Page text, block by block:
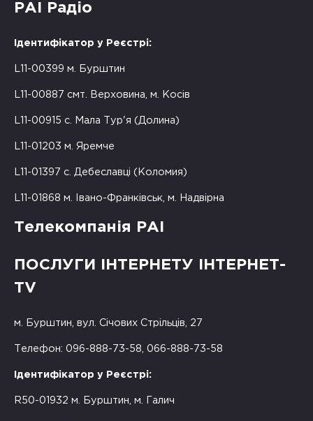
РАІ Радіо
Ідентифікатор у Реєстрі:
L11-00399 м. Бурштин
L11-00887 смт. Верховина, м. Косів
L11-00915 с. Мала Тур'я (Долина)
L11-01203 м. Яремче
L11-01397 с. Дебеславці (Коломия)
L11-01868 м. Івано-Франківськ, м. Надвірна
Телекомпанія РАІ
ПОСЛУГИ ІНТЕРНЕТУ ІНТЕРНЕТ-
TV
м. Бурштин, вул. Січових Стрільців, 27
Телефон: 096-888-73-58, 066-888-73-58
Ідентифікатор у Реєстрі:
R50-01932 м. Бурштин, м. Галич